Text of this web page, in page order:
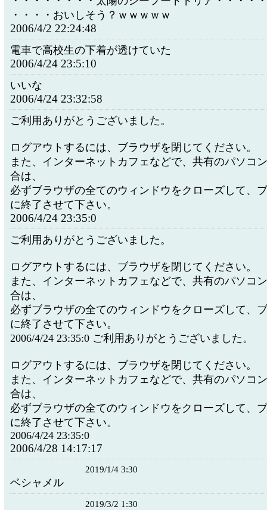
・・・・おいしそう？ｗｗｗｗｗ
2006/4/2 22:24:48
電車で高校生の下着が透けていた
2006/4/24 23:5:10
いいな
2006/4/24 23:32:58
ご利用ありがとうございました。
ログアウトするには、ブラウザを閉じてください。
また、インターネットカフェなどで、共有のパソコ
合は、
必ずブラウザの全てのウィンドウをクローズして、
に終了させて下さい。
2006/4/24 23:35:0
ご利用ありがとうございました。
ログアウトするには、ブラウザを閉じてください。
また、インターネットカフェなどで、共有のパソコ
合は、
必ずブラウザの全てのウィンドウをクローズして、
に終了させて下さい。
2006/4/24 23:35:0 ご利用ありがとうございました。
ログアウトするには、ブラウザを閉じてください。
また、インターネットカフェなどで、共有のパソコ
合は、
必ずブラウザの全てのウィンドウをクローズして、
に終了させて下さい。
2006/4/24 23:35:0
2006/4/28 14:17:17
2019/1/4 3:30
ベシャメル
2019/3/2 1:30